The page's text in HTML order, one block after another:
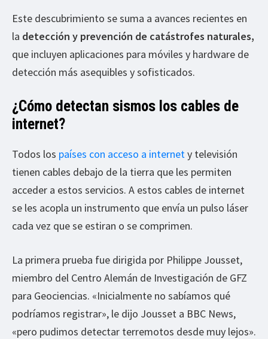
Este descubrimiento se suma a avances recientes en
la detección y prevención de catástrofes naturales,
que incluyen aplicaciones para móviles y hardware de
detección más asequibles y sofisticados.
¿Cómo detectan sismos los cables de
internet?
Todos los países con acceso a internety televisión
tienen cables debajo de la tierra que les permiten
acceder a estos servicios. A estos cables de internet
se les acopla un instrumento que envía un pulso láser
cada vez que se estiran o se comprimen.
La primera prueba fue dirigida por Philippe Jousset,
miembro del Centro Alemán de Investigación de GFZ
para Geociencias. «Inicialmente no sabíamos qué
podríamos registrar», le dijo Jousset a BBC News,
«pero pudimos detectar terremotos desde muy lejos».